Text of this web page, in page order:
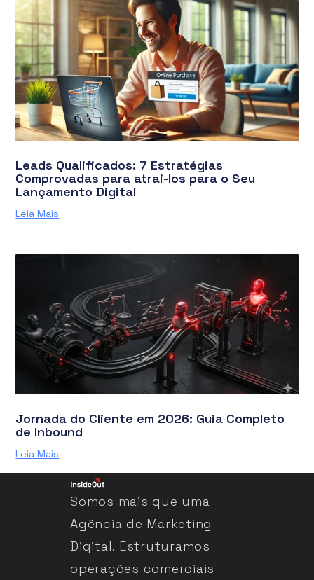
Leads Qualificados: 7 Estratégias
Comprovadas para atrai-los para o Seu
Lançamento Digital
Leia Mais
Jornada do Cliente em 2026: Guia Completo
de Inbound
Leia Mais
Somos mais que uma
Agência de Marketing
Digital. Estruturamos
operações comerciais